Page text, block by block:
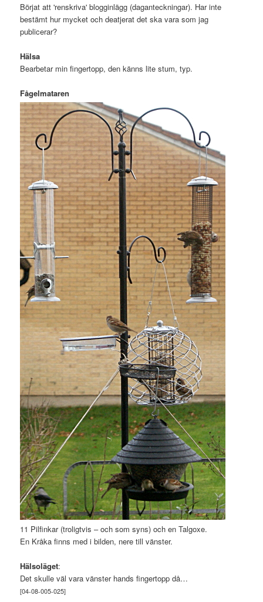
Börjat att 'renskriva' blogginlägg (daganteckningar). Har inte
bestämt hur mycket och deatjerat det ska vara som jag
publicerar?
Hälsa
Bearbetar min fingertopp, den känns lite stum, typ.
Fågelmataren
11 Pilfinkar (troligtvis – och som syns) och en Talgoxe.
En Kråka finns med i bilden, nere till vänster.
Hälsoläget:
Det skulle väl vara vänster hands fingertopp då…
[04-08-005-025]